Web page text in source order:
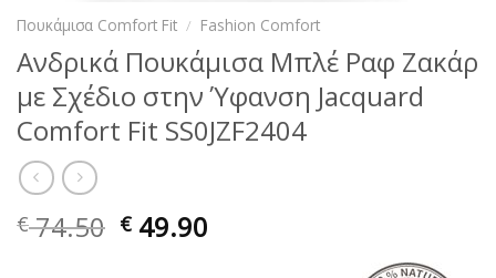
Πουκάμισα Comfort Fit / Fashion Comfort
Ανδρικά Πουκάμισα Μπλέ Ραφ Ζακάρ
με Σχέδιο στην Ύφανση Jacquard
Comfort Fit SS0JZF2404
€74.50 € 49.90